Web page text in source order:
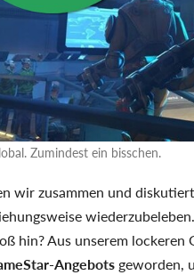
Zumindest ein bisschen.
wir zusammen und
hin? Aus unserem
Angebots geworden,